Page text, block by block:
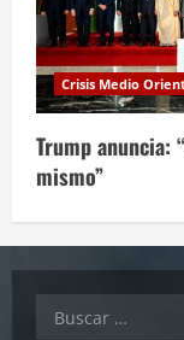
Crisis Medio
Trump anuncia:
mismo”
Buscar: